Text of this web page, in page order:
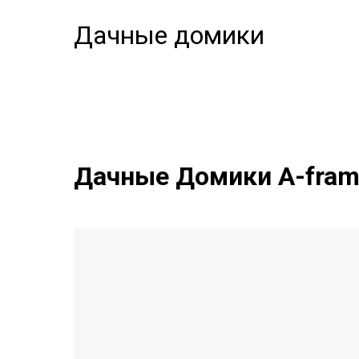
Дачные домики
Дачные Домики A-